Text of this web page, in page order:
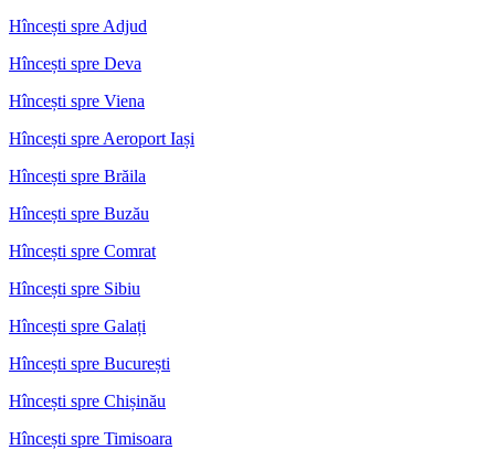
Hîncești spre Adjud
Hîncești spre Deva
Hîncești spre Viena
Hîncești spre Aeroport Iași
Hîncești spre Brăila
Hîncești spre Buzău
Hîncești spre Comrat
Hîncești spre Sibiu
Hîncești spre Galați
Hîncești spre București
Hîncești spre Chișinău
Hîncești spre Timisoara